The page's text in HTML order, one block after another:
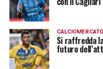
LA PLAYLIST DELLE
CALCIOMERCATO
Si raffredda
futuro